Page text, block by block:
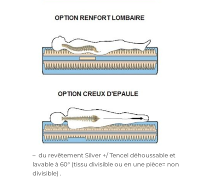
– du revêtement Silver +/ Tencel déhoussable et
lavable à 60° (tissu divisible ou en une pièce= non
divisible) .